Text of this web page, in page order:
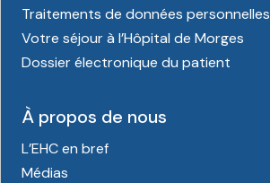
Traitements de données personnelles
Votre séjour à l’Hôpital de Morges
Dossier électronique du patient
À propos de nous
L’EHC en bref
Médias